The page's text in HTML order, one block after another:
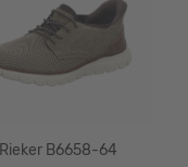
Rieker B6658-64